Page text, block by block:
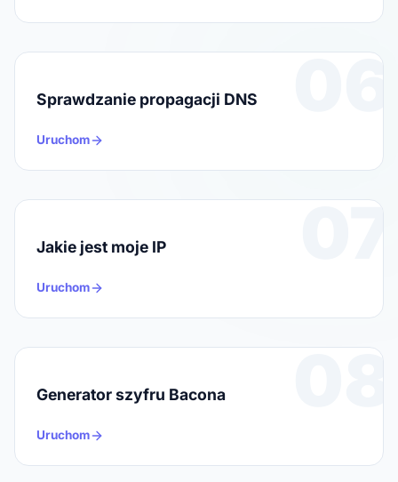
06
Sprawdzanie propagacji DNS
Uruchom
07
Jakie jest moje IP
Uruchom
08
Generator szyfru Bacona
Uruchom